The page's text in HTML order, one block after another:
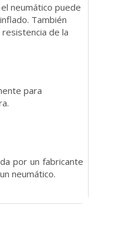
neumático puede
También
de la
para
por un fabricante
neumático.